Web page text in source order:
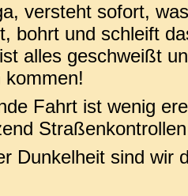
versteht sofort,
bohrt und schleift
alles geschweißt
kommen!
Fahrt ist wenig
Dunkelheit sind wir